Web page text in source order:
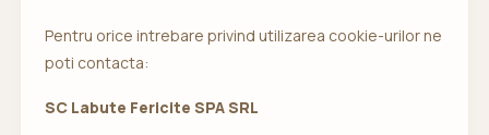
Pentru orice intrebare privind utilizarea cookie-urilor ne
poti contacta:
SC Labute Fericite SPA SRL